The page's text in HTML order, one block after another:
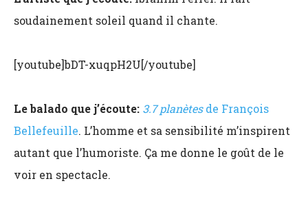
soudainement soleil quand il chante.
[youtube]bDT-xuqpH2U[/youtube]
Le balado que j’écoute: 3.7 planètesde François
Bellefeuille. L’homme et sa sensibilité m’inspirent
autant que l’humoriste. Ça me donne le goût de le
voir en spectacle.